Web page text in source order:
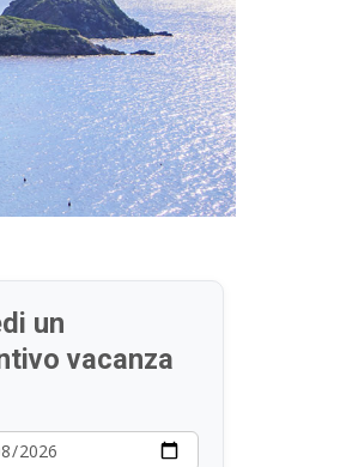
ESP
SLO
un
vacanza